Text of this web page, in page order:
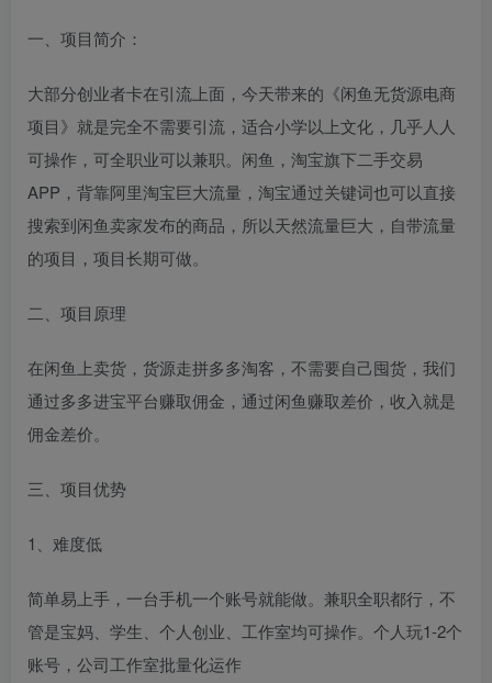
一、项目简介：
大部分创业者卡在引流上面，今天带来的《闲鱼无货源电商
项目》就是完全不需要引流，适合小学以上文化，几乎人人
可操作，可全职业可以兼职。闲鱼，淘宝旗下二手交易
APP，背靠阿里淘宝巨大流量，淘宝通过关键词也可以直接
搜索到闲鱼卖家发布的商品，所以天然流量巨大，自带流量
的项目，项目长期可做。
二、项目原理
在闲鱼上卖货，货源走拼多多淘客，不需要自己囤货，我们
通过多多进宝平台赚取佣金，通过闲鱼赚取差价，收入就是
佣金差价。
三、项目优势
1、难度低
简单易上手，一台手机一个账号就能做。兼职全职都行，不
管是宝妈、学生、个人创业、工作室均可操作。个人玩1-2个
账号，公司工作室批量化运作